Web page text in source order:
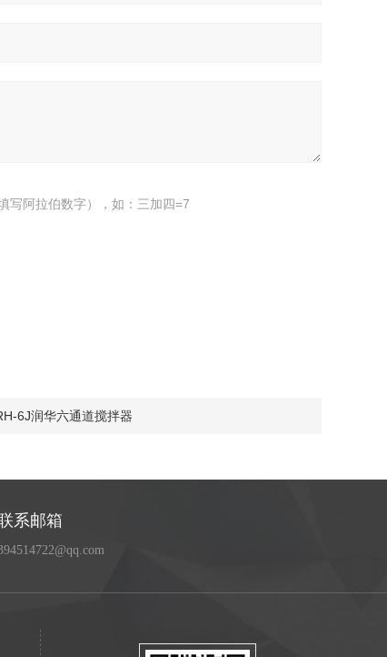
写阿拉伯数字），如：三加四=7
6J润华六通道搅拌器
系邮箱